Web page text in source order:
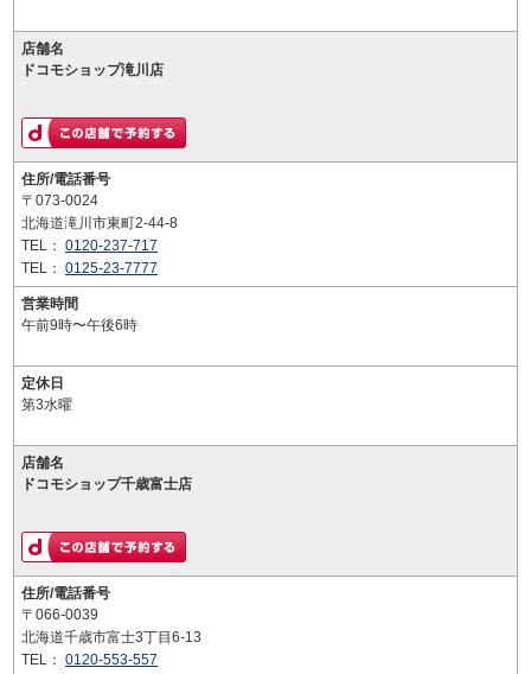
店舗名
ドコモショップ滝川店
住所/電話番号
〒073-0024
北海道滝川市東町2-44-8
TEL： 0120-237-717
TEL： 0125-23-7777
営業時間
午前9時〜午後6時
定休日
第3水曜
店舗名
ドコモショップ千歳富士店
住所/電話番号
〒066-0039
北海道千歳市富士3丁目6-13
TEL： 0120-553-557